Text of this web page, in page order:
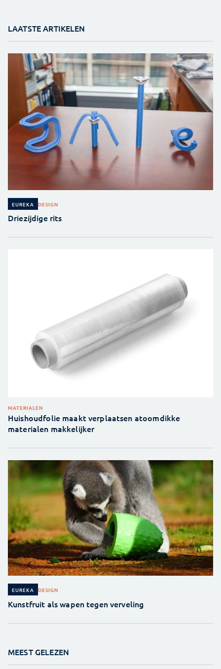
LAATSTE ARTIKELEN
EUREKA DESIGN
Driezijdige rits
MATERIALEN
Huishoudfolie maakt verplaatsen atoomdikke
materialen makkelijker
EUREKA DESIGN
Kunstfruit als wapen tegen verveling
MEEST GELEZEN